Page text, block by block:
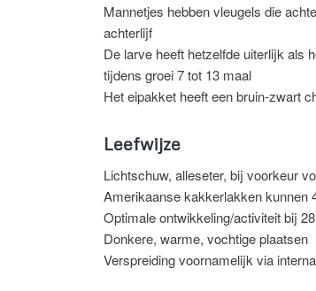
Mannetjes hebben vleugels die
achterlijf
De larve heeft hetzelfde uiterlijk als
tijdens groei 7 tot 13 maal
Het eipakket heeft een bruin-zwart
Leefwijze
Lichtschuw, alleseter, bij voorkeur
Amerikaanse kakkerlakken kunnen
Optimale ontwikkeling/activiteit bij
Donkere, warme, vochtige plaatsen
Verspreiding voornamelijk via